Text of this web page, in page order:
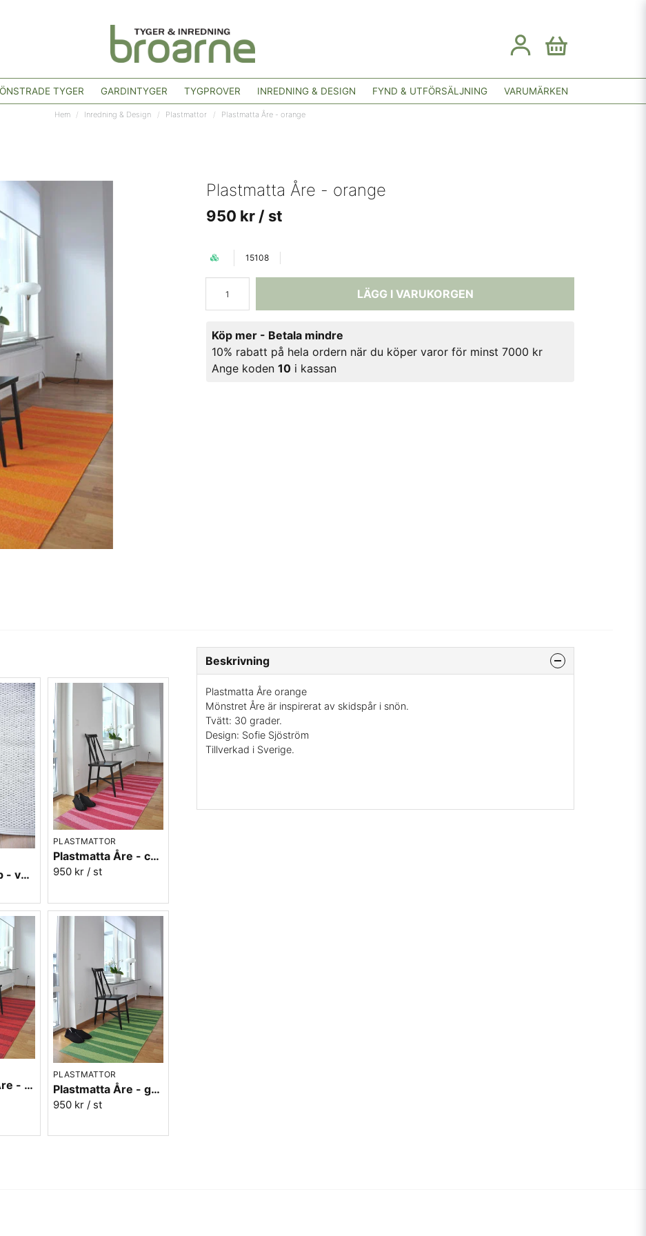
TYGER GARDINTYGER TYGPROVER INREDNING & DESIGN FYND & UTFÖRSÄLJNING VARUMÄRKEN
Hem Inredning & Design Plastmattor Plastmatta Åre - orange
Plastmatta Åre - orange
950 kr / st
15108
LÄGG I VARUKORGEN
Köp mer - Betala mindre
10% rabatt på hela ordern när du köper varor för minst 7000 kr
Ange koden10 i kassan
Plastmatta Flip - vändbar vit/grå
PLASTMATTOR
Plastmatta Åre - cerise/rosa
950 kr / st
Plastmatta - Åre - röd/vinröd
PLASTMATTOR
Plastmatta Åre - grön
950 kr / st
Beskrivning
Plastmatta Åre orange
Mönstret Åre är inspirerat av skidspår i snön.
Tvätt: 30 grader.
Design: Sofie Sjöström
Tillverkad i Sverige.